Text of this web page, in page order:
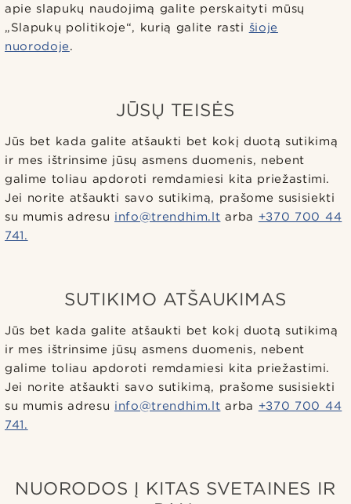
apie slapukų naudojimą galite perskaityti mūsų
„Slapukų politikoje“, kurią galite rasti šioje
nuorodoje.
JŪSŲ TEISĖS
Jūs bet kada galite atšaukti bet kokį duotą sutikimą
ir mes ištrinsime jūsų asmens duomenis, nebent
galime toliau apdoroti remdamiesi kita priežastimi.
Jei norite atšaukti savo sutikimą, prašome susisiekti
su mumis adresu info@trendhim.lt arba +370 700 44
741.
SUTIKIMO ATŠAUKIMAS
Jūs bet kada galite atšaukti bet kokį duotą sutikimą
ir mes ištrinsime jūsų asmens duomenis, nebent
galime toliau apdoroti remdamiesi kita priežastimi.
Jei norite atšaukti savo sutikimą, prašome susisiekti
su mumis adresu info@trendhim.lt arba +370 700 44
741.
NUORODOS Į KITAS SVETAINES IR